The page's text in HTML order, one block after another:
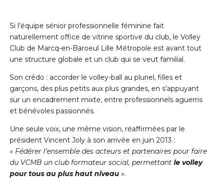
Si l’équipe sénior professionnelle féminine fait
naturellement office de vitrine sportive du club, le Volley
Club de Marcq-en-Baroeul Lille Métropole est avant tout
une structure globale et un club qui se veut familial.
Son crédo : accorder le volley-ball au pluriel, filles et
garçons, des plus petits aux plus grandes, en s’appuyant
sur un encadrement mixte, entre professionnels aguerris
et bénévoles passionnés.
Une seule voix, une même vision, réaffirmées par le
président Vincent Joly à son arrivée en juin 2013 :
« Fédérer l’ensemble des acteurs et partenaires pour faire
du VCMB un club formateur social, permettant le volley
pour tous au plus haut niveau ».